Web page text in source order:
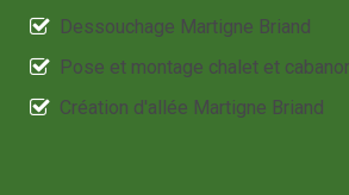
Dessouchage Martigne Briand
Pose et montage chalet et
Création d'allée Martigne Briand